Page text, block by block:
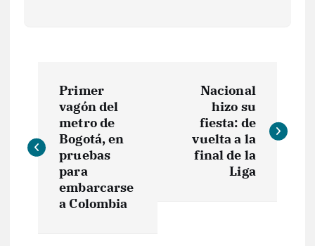
v
Primer
vagón del
metro de
Bogotá, en
pruebas
para
embarcarse
a Colombia
Nacional
hizo su
fiesta: de
vuelta a la
final de la
Liga